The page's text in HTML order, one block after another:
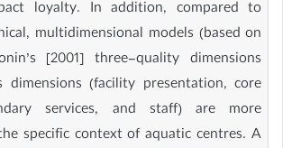
loyalty. In addition, compared to
multidimensional models (based on
[2001] three-quality dimensions
dimensions (facility presentation, core
services, and staff) are more
specific context of aquatic centres. A